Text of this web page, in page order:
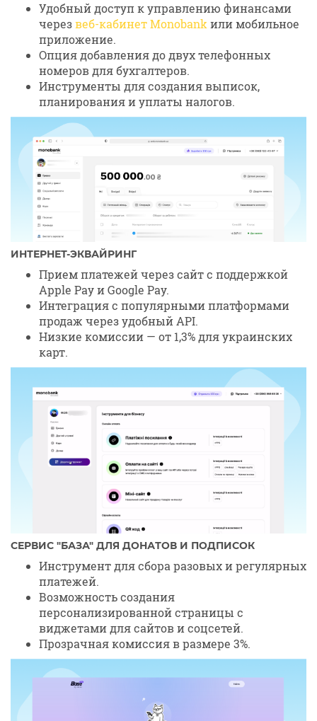
Удобный доступ к управлению финансами
черезвеб-кабинет Monobankили мобильное
приложение.
Опция добавления до двух телефонных
номеров для бухгалтеров.
Инструменты для создания выписок,
планирования и уплаты налогов.
ИНТЕРНЕТ-ЭКВАЙРИНГ
Прием платежей через сайт с поддержкой
Apple Pay и Google Pay.
Интеграция с популярными платформами
продаж через удобный API.
Низкие комиссии — от 1,3% для украинских
карт.
СЕРВИС "БАЗА" ДЛЯ ДОНАТОВ И ПОДПИСОК
Инструмент для сбора разовых и регулярных
платежей.
Возможность создания
персонализированной страницы с
виджетами для сайтов и соцсетей.
Прозрачная комиссия в размере 3%.